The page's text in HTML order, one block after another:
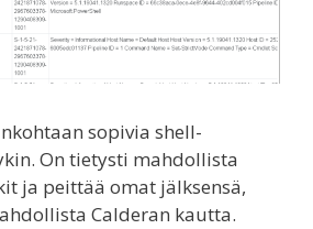
sopivia shell-
On tietysti mahdollista
ja peittää omat jälksensä,
Calderan kautta.